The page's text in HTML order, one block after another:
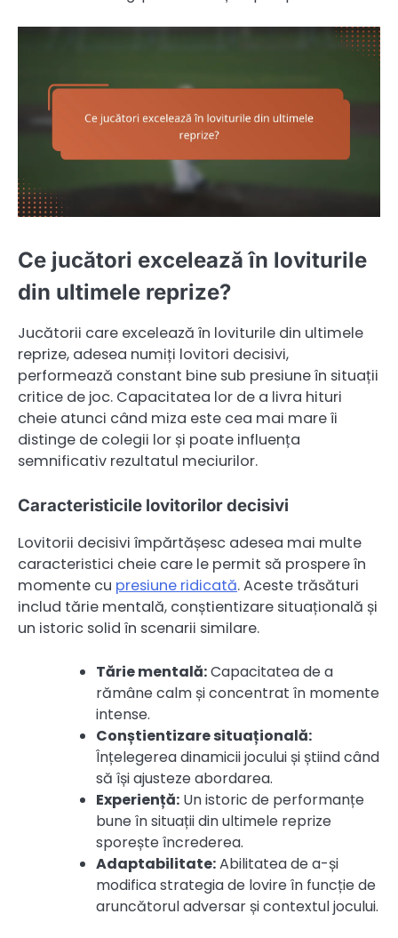
Ce jucători excelează în loviturile
din ultimele reprize?
Jucătorii care excelează în loviturile din ultimele
reprize, adesea numiți lovitori decisivi,
performează constant bine sub presiune în situații
critice de joc. Capacitatea lor de a livra hituri
cheie atunci când miza este cea mai mare îi
distinge de colegii lor și poate influența
semnificativ rezultatul meciurilor.
Caracteristicile lovitorilor decisivi
Lovitorii decisivi împărtășesc adesea mai multe
caracteristici cheie care le permit să prospere în
momente cu presiune ridicată. Aceste trăsături
includ tărie mentală, conștientizare situațională și
un istoric solid în scenarii similare.
Tărie mentală:Capacitatea de a
rămâne calm și concentrat în momente
intense.
Conștientizare situațională:
Înțelegerea dinamicii jocului și știind când
să își ajusteze abordarea.
Experiență: Un istoric de performanțe
bune în situații din ultimele reprize
sporește încrederea.
Adaptabilitate:Abilitatea de a-și
modifica strategia de lovire în funcție de
aruncătorul adversar și contextul jocului.